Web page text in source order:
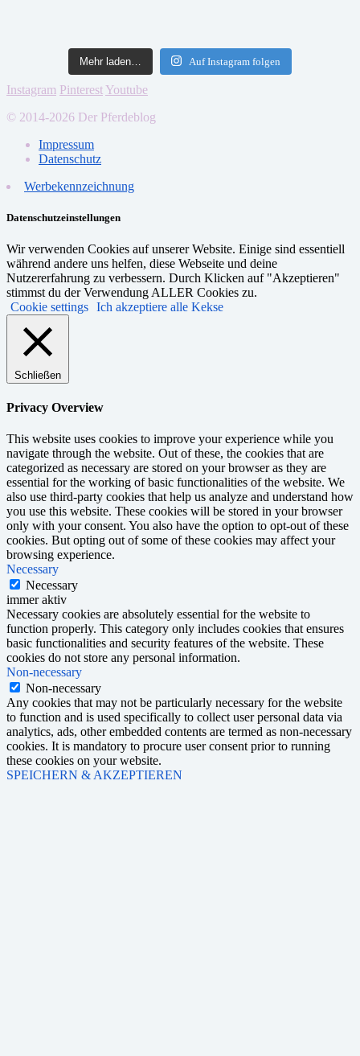
Mehr laden… Auf Instagram folgen
Instagram PinterestYoutube
© 2014-2026 Der Pferdeblog
Impressum
Datenschutz
Werbekennzeichnung
Datenschutzeinstellungen
Wir verwenden Cookies auf unserer Website. Einige sind essentiell
während andere uns helfen, diese Webseite und deine
Nutzererfahrung zu verbessern. Durch Klicken auf "Akzeptieren"
stimmst du der Verwendung ALLER Cookies zu.
Cookie settings Ich akzeptiere alle Kekse
Schließen
Privacy Overview
This website uses cookies to improve your experience while you
navigate through the website. Out of these, the cookies that are
categorized as necessary are stored on your browser as they are
essential for the working of basic functionalities of the website. We
also use third-party cookies that help us analyze and understand how
you use this website. These cookies will be stored in your browser
only with your consent. You also have the option to opt-out of these
cookies. But opting out of some of these cookies may affect your
browsing experience.
Necessary
Necessary
immer aktiv
Necessary cookies are absolutely essential for the website to
function properly. This category only includes cookies that ensures
basic functionalities and security features of the website. These
cookies do not store any personal information.
Non-necessary
Non-necessary
Any cookies that may not be particularly necessary for the website
to function and is used specifically to collect user personal data via
analytics, ads, other embedded contents are termed as non-necessary
cookies. It is mandatory to procure user consent prior to running
these cookies on your website.
SPEICHERN & AKZEPTIEREN